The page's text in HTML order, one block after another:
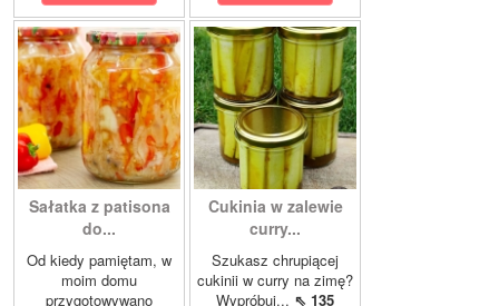
Sałatka z patisona
do...
Od kiedy pamiętam, w
moim domu
przygotowywano
Cukinia w zalewie
curry...
Szukasz chrupiącej
cukinii w curry na zimę?
Wypróbuj... ⇖ 135